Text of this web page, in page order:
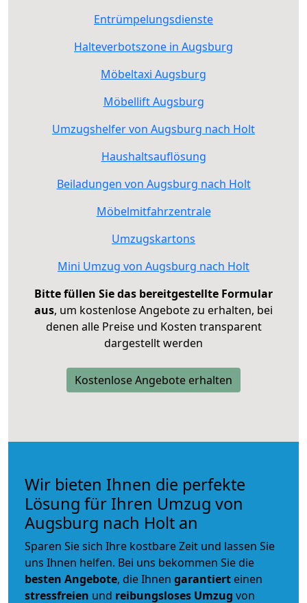
Entrümpelungsdienste
Halteverbotszone in Augsburg
Möbeltaxi Augsburg
Möbellift Augsburg
Umzugshelfer von Augsburg nach Holt
Haushaltsauflösung
Beiladungen von Augsburg nach Holt
Möbelmitfahrzentrale
Umzugskartons
Mini Umzug von Augsburg nach Holt
Bitte füllen Sie das bereitgestellte Formular
aus, um kostenlose Angebote zu erhalten, bei
denen alle Preise und Kosten transparent
dargestellt werden
Kostenlose Angebote erhalten
Wir bieten Ihnen die perfekte
Lösung für Ihren Umzug von
Augsburg nach Holt an
Sparen Sie sich Ihre kostbare Zeit und lassen Sie
uns Ihnen helfen. Bei uns bekommen Sie die
besten Angebote, die Ihnen garantiert einen
stressfreien und reibungsloses Umzug von